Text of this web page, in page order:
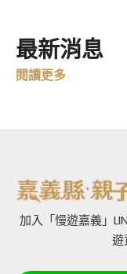
最新消息
閱讀更多
加入「慢遊嘉義」
遊